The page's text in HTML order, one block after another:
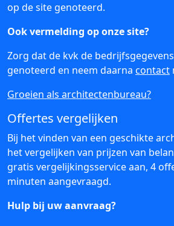
op de site genoteerd.
Ook vermelding op onze site?
Zorg dat de kvk de
genoteerd en neem daarna contact
Groeien als architectenbureau?
Offertes vergelijken
Bij het vinden van een geschikte
het vergelijken van prijzen van
gratis vergelijkingsservice aan, 4
minuten aangevraagd.
Hulp bij uw aanvraag?